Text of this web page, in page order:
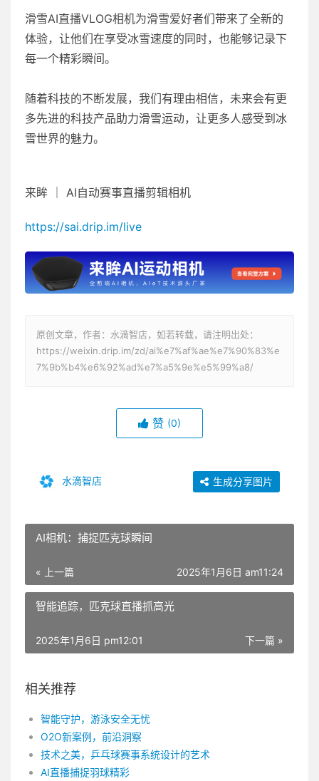
滑雪AI直播VLOG相机为滑雪爱好者们带来了全新的
体验，让他们在享受冰雪速度的同时，也能够记录下
每一个精彩瞬间。
随着科技的不断发展，我们有理由相信，未来会有更
多先进的科技产品助力滑雪运动，让更多人感受到冰
雪世界的魅力。
来眸 ｜ AI自动赛事直播剪辑相机
https://sai.drip.im/live
原创文章，作者：水滴智店，如若转载，请注明出处：
https://weixin.drip.im/zd/ai%e7%af%ae%e7%90%83%e
7%9b%b4%e6%92%ad%e7%a5%9e%e5%99%a8/
赞 (0)
水滴智店 生成分享图片
AI相机：捕捉匹克球瞬间
« 上一篇 2025年1月6日 am11:24
智能追踪，匹克球直播抓高光
下一篇 »
2025年1月6日 pm12:01
相关推荐
智能守护，游泳安全无忧
O2O新案例，前沿洞察
技术之美，乒乓球赛事系统设计的艺术
AI直播捕捉羽球精彩